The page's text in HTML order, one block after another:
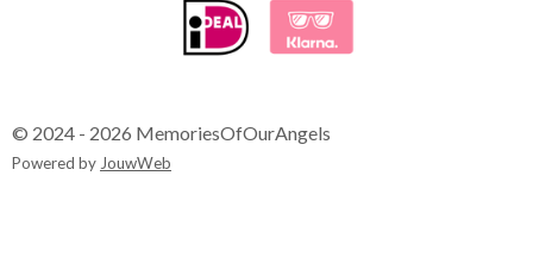
© 2024 - 2026 MemoriesOfOurAngels
Powered byJouwWeb